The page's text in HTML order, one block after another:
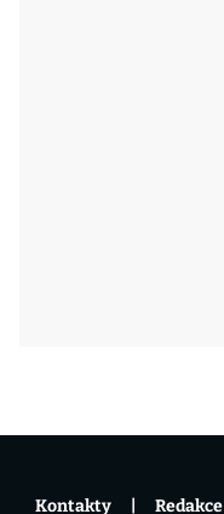
Kontakty Redakce